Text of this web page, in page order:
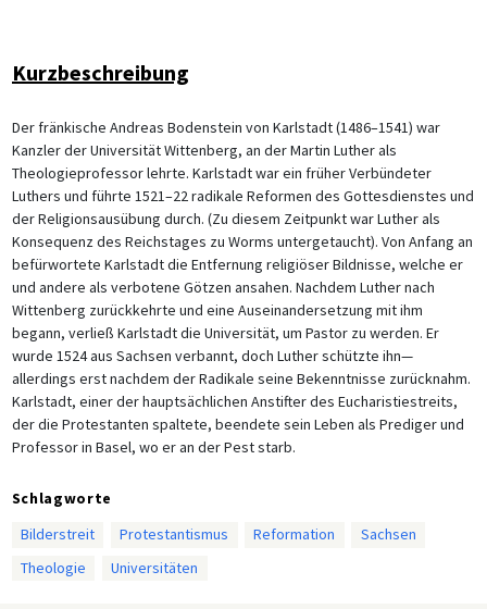
Kurzbeschreibung
Der fränkische Andreas Bodenstein von Karlstadt (1486–1541) war
Kanzler der Universität Wittenberg, an der Martin Luther als
Theologieprofessor lehrte. Karlstadt war ein früher Verbündeter
Luthers und führte 1521–22 radikale Reformen des Gottesdienstes und
der Religionsausübung durch. (Zu diesem Zeitpunkt war Luther als
Konsequenz des Reichstages zu Worms untergetaucht). Von Anfang an
befürwortete Karlstadt die Entfernung religiöser Bildnisse, welche er
und andere als verbotene Götzen ansahen. Nachdem Luther nach
Wittenberg zurückkehrte und eine Auseinandersetzung mit ihm
begann, verließ Karlstadt die Universität, um Pastor zu werden. Er
wurde 1524 aus Sachsen verbannt, doch Luther schützte ihn—
allerdings erst nachdem der Radikale seine Bekenntnisse zurücknahm.
Karlstadt, einer der hauptsächlichen Anstifter des Eucharistiestreits,
der die Protestanten spaltete, beendete sein Leben als Prediger und
Professor in Basel, wo er an der Pest starb.
Schlagworte
Bilderstreit
Protestantismus Reformation
Sachsen
Theologie
Universitäten